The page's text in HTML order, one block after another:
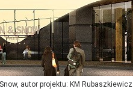
autor projektu: KM Rubaszkiewicz